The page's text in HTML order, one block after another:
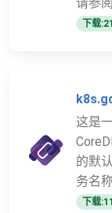
下载
这是
的默
务名
下载